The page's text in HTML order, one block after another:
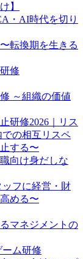
】
・AI時代を切り
転換期を生きる
修
～組織の価値
研修2026｜リス
の相互リスペ
する〜
向け身だしな
フに経営・財
める〜
マネジメントの
ム研修